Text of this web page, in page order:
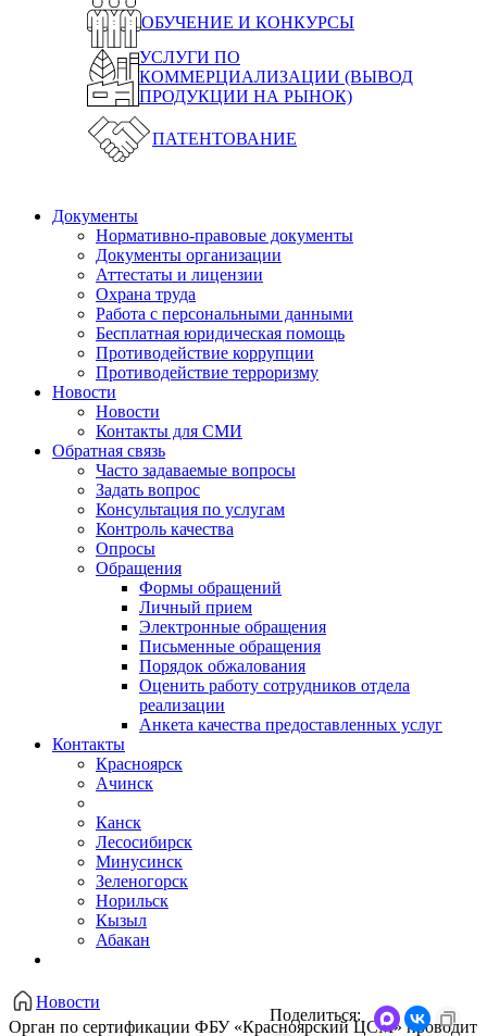
ОБУЧЕНИЕ И КОНКУРСЫ
УСЛУГИ ПО
КОММЕРЦИАЛИЗАЦИИ (ВЫВОД
ПРОДУКЦИИ НА РЫНОК)
ПАТЕНТОВАНИЕ
Документы
Нормативно-правовые документы
Документы организации
Аттестаты и лицензии
Охрана труда
Работа с персональными данными
Бесплатная юридическая помощь
Противодействие коррупции
Противодействие терроризму
Новости
Новости
Контакты для СМИ
Обратная связь
Часто задаваемые вопросы
Задать вопрос
Консультация по услугам
Контроль качества
Опросы
Обращения
Формы обращений
Личный прием
Электронные обращения
Письменные обращения
Порядок обжалования
Оценить работу сотрудников отдела
реализации
Анкета качества предоставленных услуг
Контакты
Красноярск
Ачинск
Канск
Лесосибирск
Минусинск
Зеленогорск
Норильск
Кызыл
Абакан
Новости
Орган по сертификации ФБУ «Красноярский ЦСМ» проводит
Поделиться: